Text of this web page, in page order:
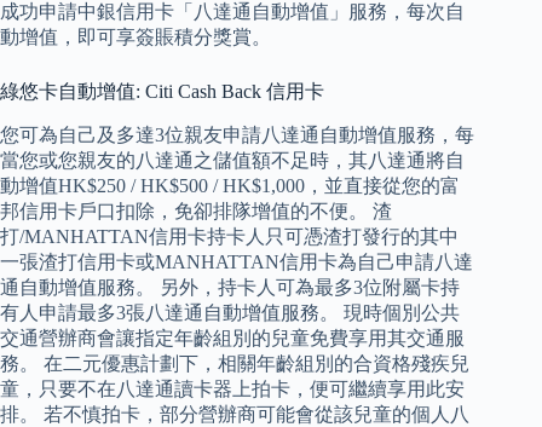
成功申請中銀信用卡「八達通自動增值」服務，每次自
動增值，即可享簽賬積分獎賞。
綠悠卡自動增值: Citi Cash Back 信用卡
您可為自己及多達3位親友申請八達通自動增值服務，每
當您或您親友的八達通之儲值額不足時，其八達通將自
動增值HK$250 / HK$500 / HK$1,000，並直接從您的富
邦信用卡戶口扣除，免卻排隊增值的不便。 渣
打/MANHATTAN信用卡持卡人只可憑渣打發行的其中
一張渣打信用卡或MANHATTAN信用卡為自己申請八達
通自動增值服務。 另外，持卡人可為最多3位附屬卡持
有人申請最多3張八達通自動增值服務。 現時個別公共
交通營辦商會讓指定年齡組別的兒童免費享用其交通服
務。 在二元優惠計劃下，相關年齡組別的合資格殘疾兒
童，只要不在八達通讀卡器上拍卡，便可繼續享用此安
排。 若不慎拍卡，部分營辦商可能會從該兒童的個人八